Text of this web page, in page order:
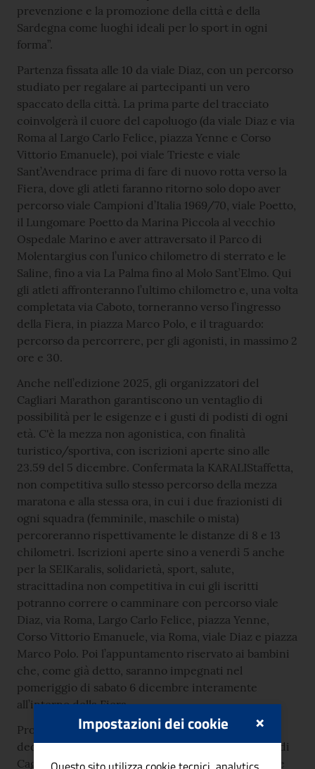
prevenzione e la promozione della città e della
Sardegna come luoghi ideali per lo sport in ogni
forma”.
Partenza fissata alle 10 da viale Diaz, con un percorso
studiato per regalare ai partecipanti un vero
spaccato della città. La prima parte del tracciato
coinvolgerà il cuore del capoluogo (da viale Diaz e via
Roma al Largo Carlo Felice, piazza Yenne e Corso
Vittorio Emanuele), poi viale Trieste e viale
Sant’Avendrace prima di fare di nuovo rotta verso la
Fiera, dove gli atleti faranno ritorno solo dopo aver
percorso viale Campioni d’Italia 1969/70, viale Poetto,
il Lungomare Poetto da Marina Piccola al vecchio
Ospedale Marino e aver attraversato il Parco di
Molentargius con l’unico chilometro di sterrato e le
Saline, fino a via La Palma fino al Molo Sant’Elmo. Qui
gli atleti affronteranno l’ultimo chilometro e, una volta
completata via Caboto, torneranno verso l’ingresso
della Fiera, in piazza Marco Polo, e il traguardo:
percorso da percorrere, per gli agonisti, in massimo 2
ore e 30.
Anche nell’edizione 2025, gli organizzatori del
Cagliari Marathon garantiscono un ventaglio di
possibilità per le esigenze e i gusti di podisti di ogni
età. C'è la mezza non agonistica, con finalità
turistico/sportiva, con iscrizioni aperte sino alle
23.59 del 5 dicembre. Confermata la KARALIStaffetta,
non competitiva sullo stesso percorso della mezza
maratona e alla stessa ora, in cui i due frazionisti di
ogni squadra (femminile, maschile o mista)
percoreranno rispettivamente le distanze di 8 e 13
chilometri. Iscrizioni aperte sino a venerdì 5 anche
per la SEIKaralis, solidarietà, sport, salute,
stracittadina non competitiva in cui gli iscritti
potranno correre o camminare con percorso viale
Diaz, via Roma, Largo Carlo Felice, piazza Yenne,
Corso Vittorio Emanuele, via Roma, viale Diaz e piazza
Marco Polo. Poi l’appuntamento riservato ai bambini
che, come già detto, saranno impegnati nel
pomeriggio di sabato 6 dicembre interamente
all’interno della Fiera.
Prologo importante nella giornata del sabato,
dedicata alla convegnistica: negli spazi della Fiera di
Cagliari, è in programma il convegno Sport è Salute
×
Impostazioni dei cookie